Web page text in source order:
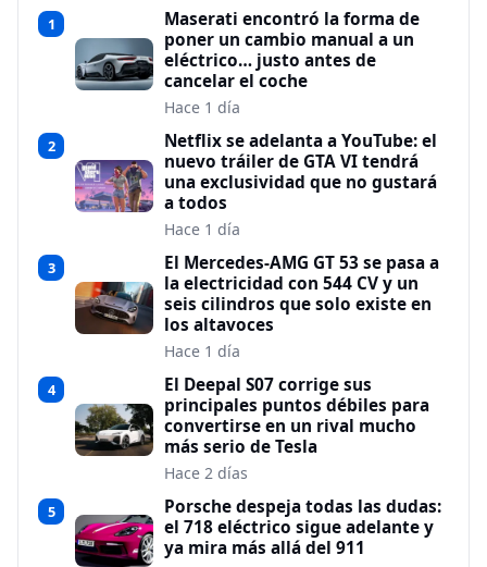
1
Maserati encontró la forma de
poner un cambio manual a un
eléctrico… justo antes de
cancelar el coche
Hace 1 día
2
Netflix se adelanta a YouTube: el
nuevo tráiler de GTA VI tendrá
una exclusividad que no gustará
a todos
Hace 1 día
3
El Mercedes-AMG GT 53 se pasa a
la electricidad con 544 CV y un
seis cilindros que solo existe en
los altavoces
Hace 1 día
4
El Deepal S07 corrige sus
principales puntos débiles para
convertirse en un rival mucho
más serio de Tesla
Hace 2 días
5
Porsche despeja todas las dudas:
el 718 eléctrico sigue adelante y
ya mira más allá del 911